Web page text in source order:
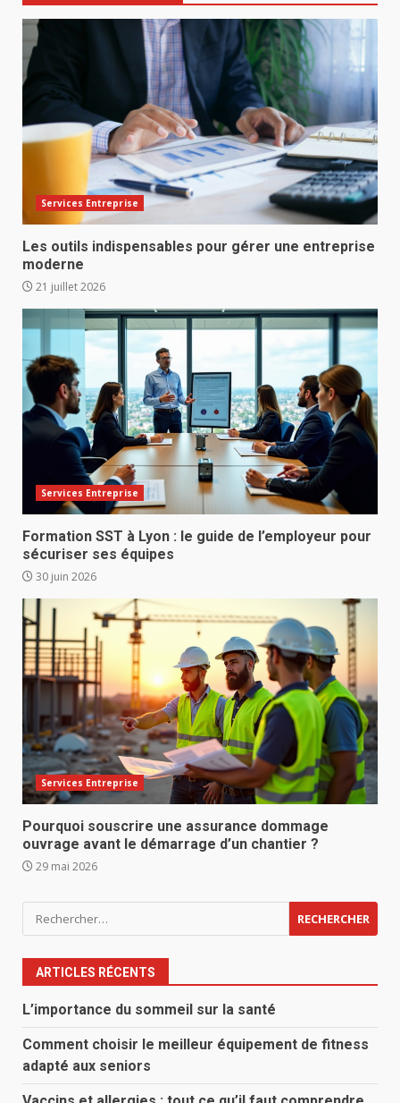
Services Entreprise
Les outils indispensables pour gérer une entreprise
moderne
21 juillet 2026
Services Entreprise
Formation SST à Lyon : le guide de l’employeur pour
sécuriser ses équipes
30 juin 2026
Services Entreprise
Pourquoi souscrire une assurance dommage
ouvrage avant le démarrage d’un chantier ?
29 mai 2026
Rechercher :
ARTICLES RÉCENTS
L’importance du sommeil sur la santé
Comment choisir le meilleur équipement de fitness
adapté aux seniors